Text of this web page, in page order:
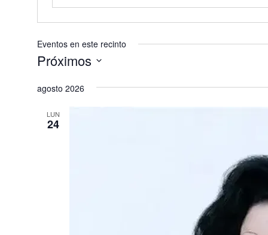
Eventos en este recinto
Próximos
la
agosto 2026
LUN
24